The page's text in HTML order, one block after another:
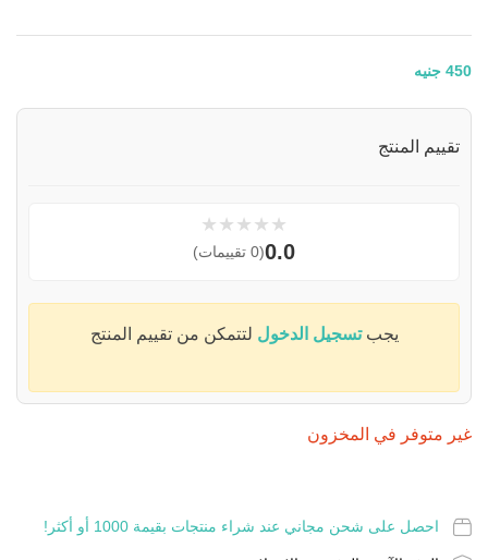
450 جنيه
تقييم المنتج
★
★
★
★
★
0.0(0 تقييمات)
يجبتسجيل الدخول لتتمكن من تقييم المنتج
غير متوفر في المخزون
احصل على شحن مجاني عند شراء منتجات بقيمة 1000 أو أكثر!